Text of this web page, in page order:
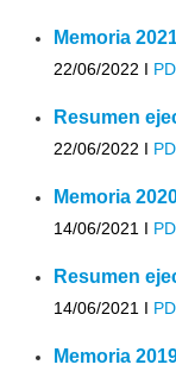
Memoria
22/06/2022 I
Resumen
22/06/2022 I
Memoria
14/06/2021 I
Resumen
14/06/2021 I
Memoria